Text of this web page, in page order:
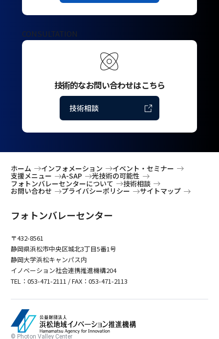
CONSULTATION
技術的なお問い合わせはこちら
技術相談
フォトンバレーセンター
〒432-8561
静岡県浜松市中央区城北3丁目5番1号
静岡大学浜松キャンパス内
イノベーション社会連携推進機構204
TEL：053-471-2111 / FAX：053-471-2113
ホーム インフォメーション イベント・セミナー
支援メニュー A-SAP 光技術の可能性
フォトンバレーセンターについて 技術相談
お問い合わせ プライバシーポリシー サイトマップ
© Photon Valley Center